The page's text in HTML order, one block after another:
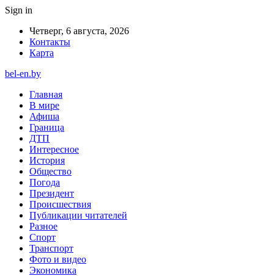
Sign in
Четверг, 6 августа, 2026
Контакты
Карта
bel-en.by
Главная
В мире
Афиша
Граница
ДТП
Интересное
История
Общество
Погода
Президент
Происшествия
Публикации читателей
Разное
Спорт
Транспорт
Фото и видео
Экономика